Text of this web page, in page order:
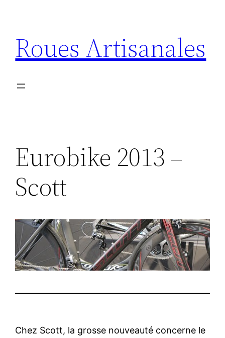
contenu
Roues Artisanales
Eurobike 2013 –
Scott
Chez Scott, la grosse nouveauté concerne le